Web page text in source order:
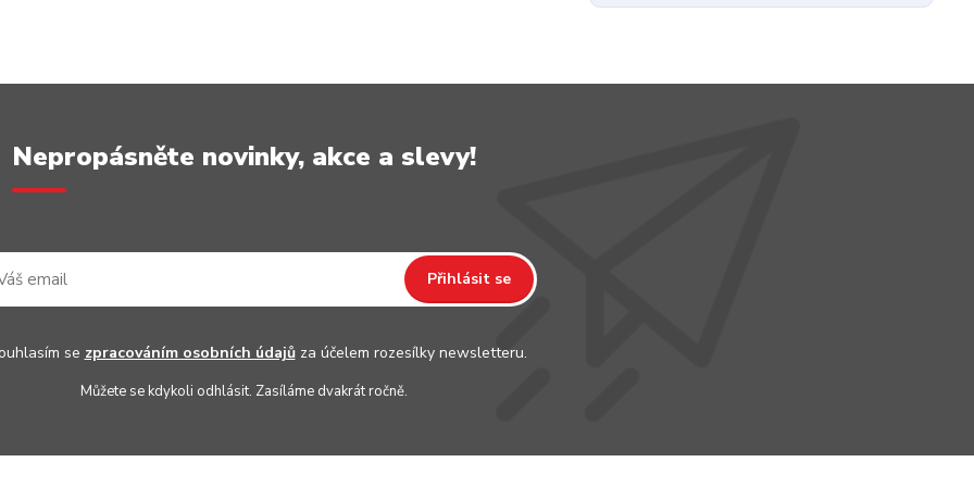
Nepropásněte novinky, akce a slevy!
Přihlásit se
se zpracováním osobních údajůza účelem rozesílky newsletteru.
Můžete se kdykoli odhlásit. Zasíláme dvakrát ročně.